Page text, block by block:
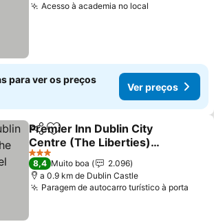
Acesso à academia no local
para ver os preços
Ver preços
PartilharAdicionar aos favoritos
Premier Inn Dublin City
Centre (The Liberties)
hotel
Ver preços
3 Estrelas
8,4 Muito boa
2.096
a 0.9 km de Dublin Castle
Paragem de autocarro turístico à porta